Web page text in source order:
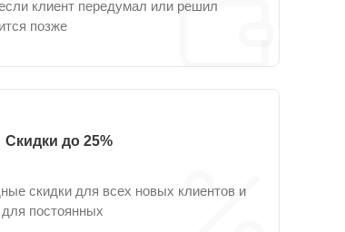
клиент передумал или решил
позже
Скидки до 25%
скидки для всех новых клиентов и
постоянных